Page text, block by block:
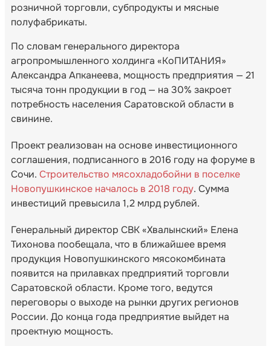
розничной торговли, субпродукты и мясные
полуфабрикаты.
По словам генерального директора
агропромышленного холдинга «КоПИТАНИЯ»
Александра Апканеева, мощность предприятия — 21
тысяча тонн продукции в год — на 30% закроет
потребность населения Саратовской области в
свинине.
Проект реализован на основе инвестиционного
соглашения, подписанного в 2016 году на форуме в
Сочи. Строительство мясохладобойни в поселке
Новопушкинское началось в 2018 году. Сумма
инвестиций превысила 1,2 млрд рублей.
Генеральный директор СВК «Хвалынский» Елена
Тихонова пообещала, что в ближайшее время
продукция Новопушкинского мясокомбината
появится на прилавках предприятий торговли
Саратовской области. Кроме того, ведутся
переговоры о выходе на рынки других регионов
России. До конца года предприятие выйдет на
проектную мощность.